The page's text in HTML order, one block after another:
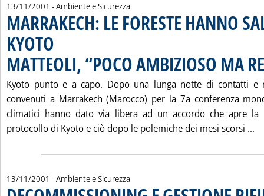
13/11/2001 - Ambiente e Sicurezza
MARRAKECH: LE FORESTE HANNO
KYOTO
MATTEOLI, “POCO AMBIZIOSO MA
Kyoto punto e a capo. Dopo una lunga notte di contatti e
convenuti a Marrakech (Marocco) per la 7a conferenza
climatici hanno dato via libera ad un accordo che apre
protocollo di Kyoto e ciò dopo le polemiche dei mesi scorsi ...
13/11/2001 - Ambiente e Sicurezza